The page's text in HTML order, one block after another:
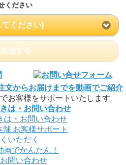
ください
ください)
送信する
お客様をサポートいたします
は・お問い合わせ
舗 お客様サポート
いただく
画でかんたん！
お問い合わせ